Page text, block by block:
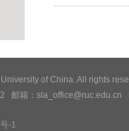
of China. All rights
邮箱：
-1